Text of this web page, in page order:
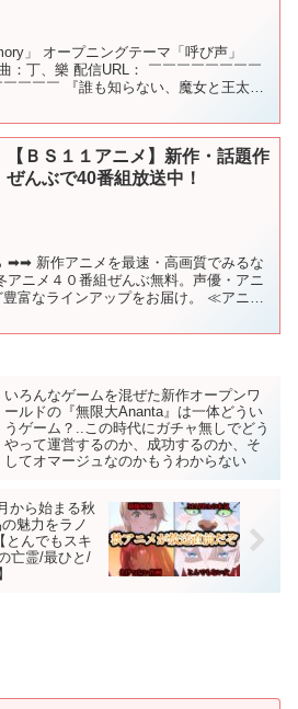
」 オープニングテーマ「呼び声」
：丁、樂 配信URL： ￣￣￣￣￣￣￣￣
￣￣￣ 『誰も知らない、魔女と王太子
【ＢＳ１１アニメ】新作・話題作
ぜんぶで40番組放送中！
➡➡ 新作アニメを最速・高画質でみるな
アニメ４０番組ぜんぶ無料。声優・アニ
豊富なラインアップをお届け。 ≪アニメ
いろんなゲームを混ぜた新作オープンワ
ールドの『無限大Ananta』は一体どうい
うゲーム？..この時代にガチャ無しでどう
やって運営するのか、成功するのか、そ
してオマージュなのかもうわからない
から始まる秋
魅力をラノ
とんでもスキ
亡霊/最ひと/